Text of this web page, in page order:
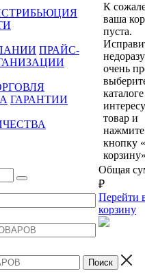
ПРАЙС-
ГАРАНТИИ
К
ваша
пуста.
очень
каталоге
товар и
нажмите
кнопку
Общая
₽
Перейти
корзину